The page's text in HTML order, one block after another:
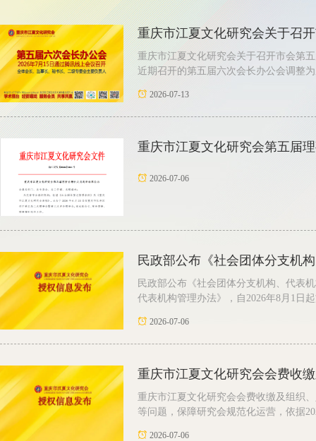
重庆市江夏文化研究会关于召
重庆市江夏文化研究会关于召开市会第
近期召开的第五届六次会长办公会调整为
2026-07-13
重庆市江夏文化研究会第五届
2026-07-06
民政部公布《社会团体分支机
民政部公布《社会团体分支机构、代表
代表机构管理办法》，自2026年8月1日起
2026-07-06
重庆市江夏文化研究会会费收
重庆市江夏文化研究会会费收缴及组织
等问题，保障研究会规范化运营，依据
2026-07-06